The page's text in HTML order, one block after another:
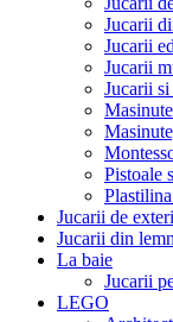
Jucarii
Jucarii
Jucarii
Jucarii
Pistoale
Jucarii de
Jucarii din lemn
La baie
Jucarii
LEGO